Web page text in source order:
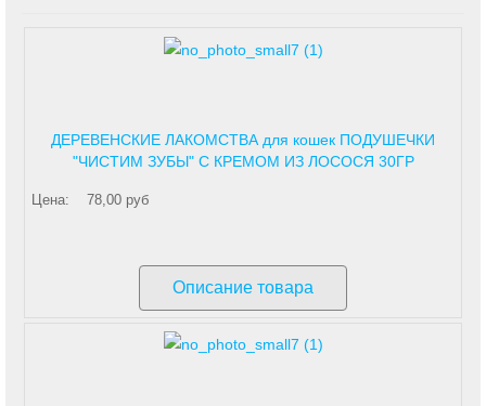
ДЕРЕВЕНСКИЕ ЛАКОМСТВА для кошек ПОДУШЕЧКИ
"ЧИСТИМ ЗУБЫ" С КРЕМОМ ИЗ ЛОСОСЯ 30ГР
Цена: 78,00 руб
Описание товара